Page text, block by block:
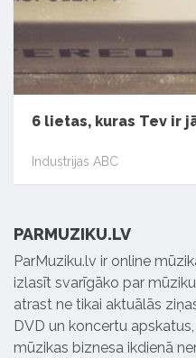
6 lietas, kuras Tev ir
Industrijas ABC
PARMUZIKU.LV
ParMuziku.lv ir online
izlasīt svarīgāko par
atrast ne tikai aktuālās
DVD un koncertu
mūzikas biznesa ikdienā